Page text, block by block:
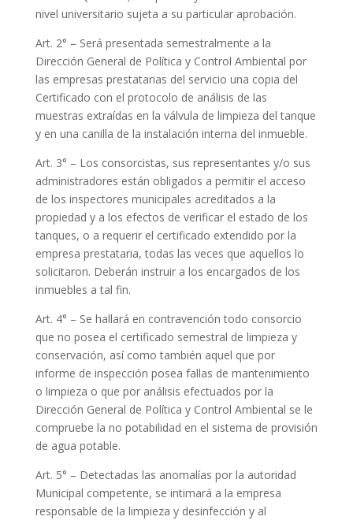
nivel universitario sujeta a su particular aprobación.
Art. 2° – Será presentada semestralmente a la
Dirección General de Política y Control Ambiental por
las empresas prestatarias del servicio una copia del
Certificado con el protocolo de análisis de las
muestras extraídas en la válvula de limpieza del tanque
y en una canilla de la instalación interna del inmueble.
Art. 3° – Los consorcistas, sus representantes y/o sus
administradores están obligados a permitir el acceso
de los inspectores municipales acreditados a la
propiedad y a los efectos de verificar el estado de los
tanques, o a requerir el certificado extendido por la
empresa prestataria, todas las veces que aquellos lo
solicitaron. Deberán instruir a los encargados de los
inmuebles a tal fin.
Art. 4° – Se hallará en contravención todo consorcio
que no posea el certificado semestral de limpieza y
conservación, así como también aquel que por
informe de inspección posea fallas de mantenimiento
o limpieza o que por análisis efectuados por la
Dirección General de Política y Control Ambiental se le
compruebe la no potabilidad en el sistema de provisión
de agua potable.
Art. 5° – Detectadas las anomalías por la autoridad
Municipal competente, se intimará a la empresa
responsable de la limpieza y desinfección y al